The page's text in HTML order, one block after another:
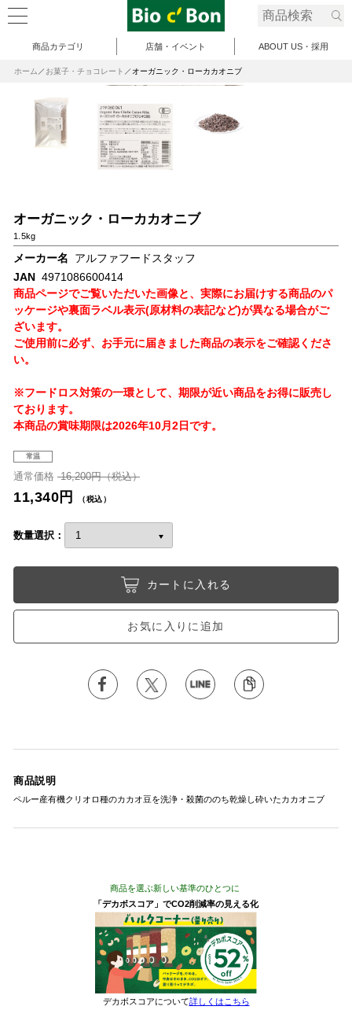
商品カテゴリ 店舗・イベント ABOUT US・採用
ホーム お菓子・チョコレート オーガニック・ローカカオニブ
オーガニック・ローカカオニブ
1.5kg
メーカー名
アルファフードスタッフ
JAN 4971086600414
商品ページでご覧いただいた画像と、実際にお届けする商品のパ
ッケージや裏面ラベル表示(原材料の表記など)が異なる場合がご
ざいます。
ご使用前に必ず、お手元に届きました商品の表示をご確認くださ
い。
※フードロス対策の一環として、期限が近い商品をお得に販売し
ております。
本商品の賞味期限は2026年10月2日です。
常温
通常価格 16,200円（税込）
11,340円 （税込）
数量選択：
カートに入れる
お気に入りに追加
商品説明
ペルー産有機クリオロ種のカカオ豆を洗浄・殺菌ののち乾燥し砕いたカカオニブ
商品を選ぶ新しい基準のひとつに
「デカボスコア」でCO2削減率の見える化
デカボスコアについて詳しくはこちら